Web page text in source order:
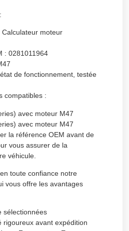
Calculateur moteur
: 0281011964
de fonctionnement, testée
compatibles :
avec moteur M47
avec moteur M47
la référence OEM avant de
vous assurer de la
véhicule.
toute confiance notre
vous offre les avantages
sélectionnées
rigoureux avant expédition